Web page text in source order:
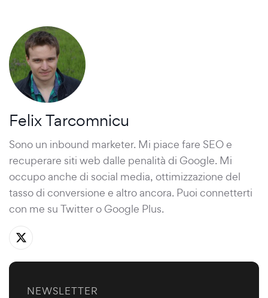
Felix Tarcomnicu
Sono un inbound marketer. Mi piace fare SEO e
recuperare siti web dalle penalità di Google. Mi
occupo anche di social media, ottimizzazione del
tasso di conversione e altro ancora. Puoi connetterti
con me su Twittero Google Plus.
NEWSLETTER